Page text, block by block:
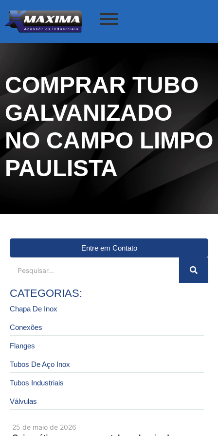
COMPRAR TUBO
GALVANIZADO
NO CAMPO LIMPO
PAULISTA
25 de maio de 2026
Entre em Contato
CATEGORIAS:
Chapa De Inox
Conexões
Flanges
Tubos De Aço Inox
Tubos Industriais
Válvulas